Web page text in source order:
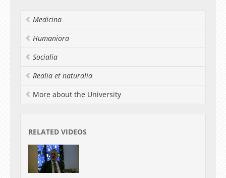
räägib sellest, millist füüsikat CERNis tehakse,
milline on sealne igapäevaelu ja miks just seal
suured ideed sünnivad
Medicina
Humaniora
Socialia
Realia et naturalia
More about the University
RELATED VIDEOS